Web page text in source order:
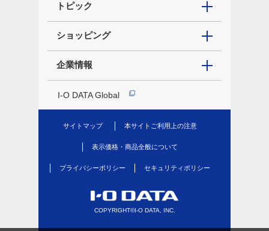
トピック
ショッピング
企業情報
I-O DATA Global
サイトマップ 本サイトご利用上の注意
表示価格・商品全般について
プライバシーポリシー セキュリティポリシー
COPYRIGHT©I-O DATA, INC.